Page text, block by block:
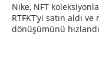
Nike, NFT
RTFKT’yi satın aldı
dönüşümünü